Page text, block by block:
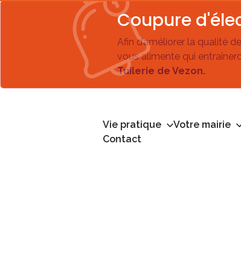
Coupure
Afin d’améliorer la qualité
vous alimente qui
Tuilerie de Vezon.
Vie pratique Votre mairie
Contact